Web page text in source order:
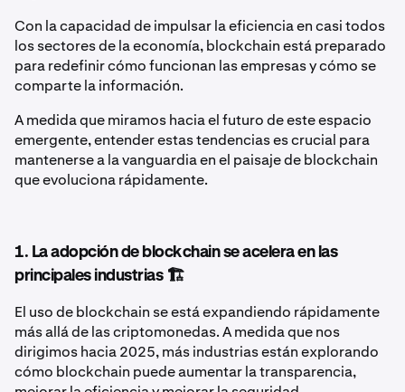
Con la capacidad de impulsar la eficiencia en casi todos
los sectores de la economía, blockchain está preparado
para redefinir cómo funcionan las empresas y cómo se
comparte la información.
A medida que miramos hacia el futuro de este espacio
emergente, entender estas tendencias es crucial para
mantenerse a la vanguardia en el paisaje de blockchain
que evoluciona rápidamente.
1. La adopción de blockchain se acelera en las
principales industrias 🏗️
El uso de blockchain se está expandiendo rápidamente
más allá de las criptomonedas. A medida que nos
dirigimos hacia 2025, más industrias están explorando
cómo blockchain puede aumentar la transparencia,